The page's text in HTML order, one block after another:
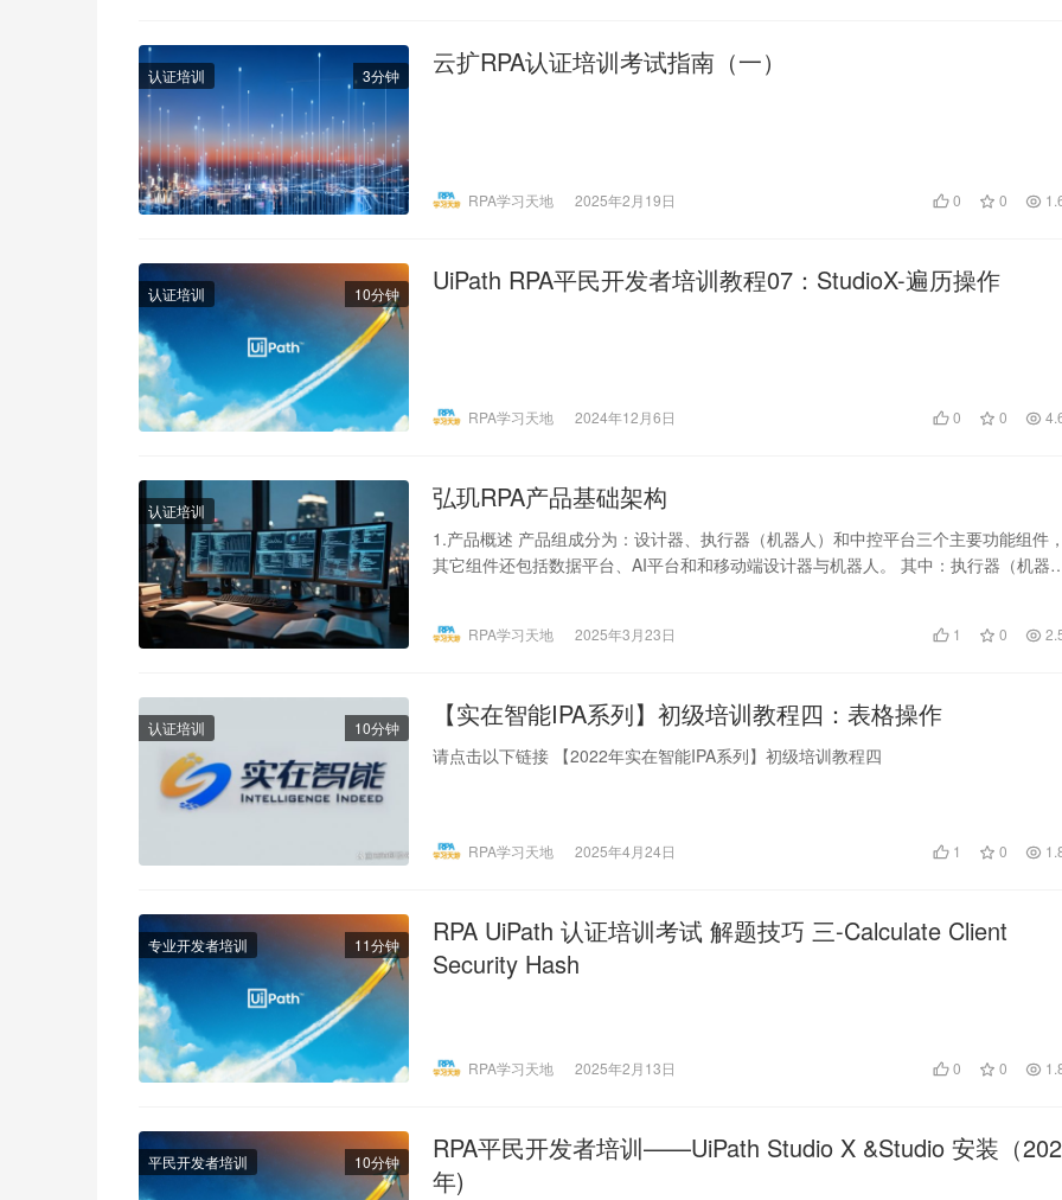
认证培训 3分钟 云扩RPA认证培训考试指南（一）
RPA学习天地 2025年2月19日 0 0
认证培训 10分钟 UiPath RPA平民开发者培训教程07：StudioX-遍历操作
RPA学习天地 2024年12月6日 0 0
认证培训 弘玑RPA产品基础架构
1.产品概述 产品组成分为：设计器、执行器（机器人）和中控平台三个主要功能组件，
其它组件还包括数据平台、AI平台和和移动端设计器与机器人。 其中：执行器（机器
RPA学习天地 2025年3月23日 1 0
认证培训 10分钟 【实在智能IPA系列】初级培训教程四：表格操作
请点击以下链接 【2022年实在智能IPA系列】初级培训教程四
RPA学习天地 2025年4月24日 1 0
专业开发者培训 11分钟
RPA UiPath 认证培训考试 解题技巧 三-Calculate Client
Security Hash
RPA学习天地 2025年2月13日 0 0
平民开发者培训 10分钟
RPA平民开发者培训——UiPath Studio X &Studio 安装（
年)